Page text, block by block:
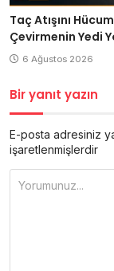
Taç Atışını
Çevirmenin Yedi
6 Ağustos 2026
Bir yanıt yazın
E-posta adresiniz
işaretlenmişlerdir